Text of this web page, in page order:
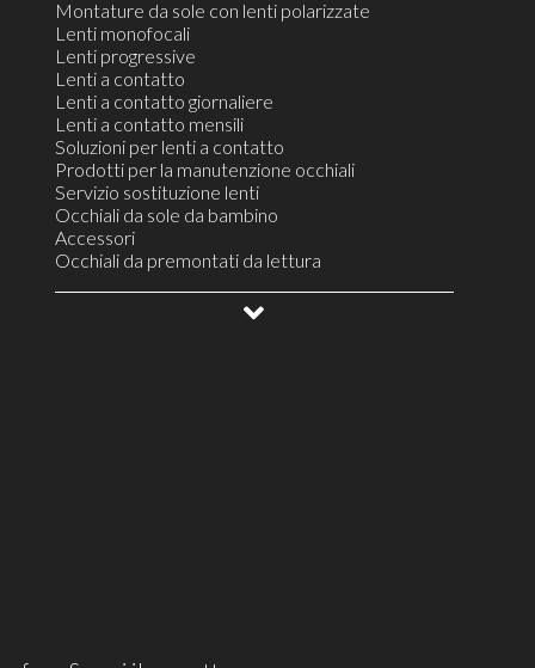
Montature da sole con lenti polarizzate
Lenti monofocali
Lenti progressive
Lenti a contatto
Lenti a contatto giornaliere
Lenti a contatto mensili
Soluzioni per lenti a contatto
Prodotti per la manutenzione occhiali
Servizio sostituzione lenti
Occhiali da sole da bambino
Accessori
Occhiali da premontati da lettura
Montature da vista unisex
Lenti per il controllo della progressione miopica